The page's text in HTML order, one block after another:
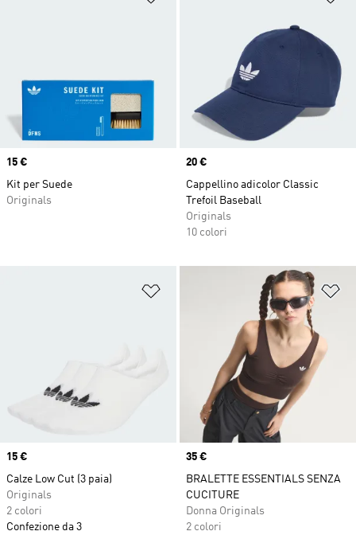
Price
15 €
Kit per Suede
Originals
Price
20 €
Cappellino adicolor Classic
Trefoil Baseball
Originals
10 colori
Aggiungi alla lista dei desideri
Price
15 €
Calze Low Cut (3 paia)
Originals
2 colori
Confezione da 3
Price
35 €
BRALETTE ESSENTIALS SENZA
CUCITURE
Donna Originals
2 colori